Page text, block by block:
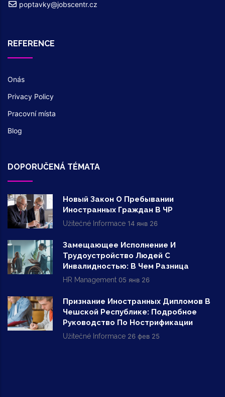
poptavky@jobscentr.cz
REFERENCE
Onás
Privacy Policy
Pracovní místa
Blog
DOPORUČENÁ TÉMATA
Новый Закон О Пребывании
Иностранных Граждан В ЧР
Užitečné Informace 14 янв 26
Замещающее Исполнение И
Трудоустройство Людей С
Инвалидностью: В Чем Разница
HR Management 05 янв 26
Признание Иностранных Дипломов В
Чешской Республике: Подробное
Руководство По Нострификации
Užitečné Informace 26 фев 25